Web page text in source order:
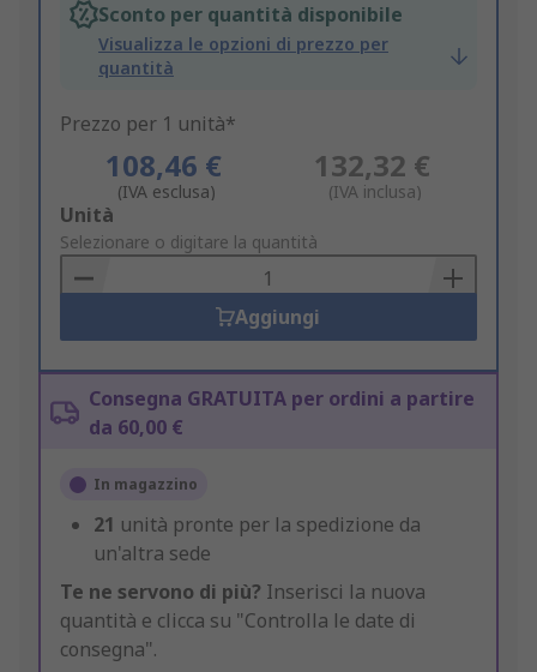
Sconto per quantità disponibile
Visualizza le opzioni di prezzo per
quantità
Prezzo per 1 unità*
108,46 €
(IVA esclusa)
132,32 €
(IVA inclusa)
Add
to
Basket
Unità
Selezionare o digitare la quantità
Aggiungi
Consegna GRATUITA per ordini a partire
da 60,00 €
In magazzino
21 unità pronte per la spedizione da
un'altra sede
Te ne servono di più? Inserisci la nuova
quantità e clicca su "Controlla le date di
consegna".